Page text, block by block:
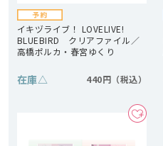
イキヅライブ！ LOVELIVE!
BLUEBIRD クリアファイル／
高橋ポルカ・春宮ゆくり
在庫△ 440円